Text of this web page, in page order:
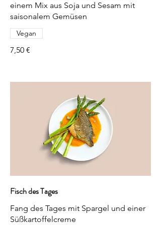
einem Mix aus Soja und Sesam mit
saisonalem Gemüsen
7,50 €
Vegan
Fisch des Tages
Fang des Tages mit Spargel und einer
Süßkartoffelcreme